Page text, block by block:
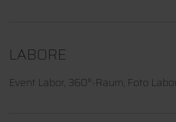
LABORE
Event Labor, 360°-Raum, Foto